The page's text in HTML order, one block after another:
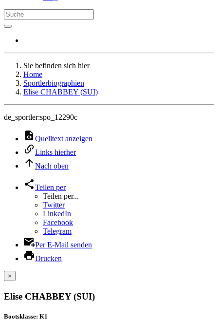
Sie befinden sich hier
Home
Sportlerbiographien
Elise CHABBEY (SUI)
de_sportler:spo_12290c
Quelltext anzeigen
Links hierher
Nach oben
Teilen per
Teilen per...
Twitter
LinkedIn
Facebook
Telegram
Per E-Mail senden
Drucken
×
Elise CHABBEY (SUI)
Bootsklasse: K1